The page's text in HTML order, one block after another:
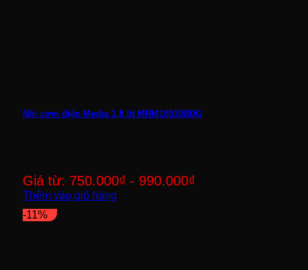
Nồi cơm điện Media 1,8 lít MRM18010BDG
Giá từ: 750.000₫ - 990.000₫
Thêm vào giỏ hàng
-11%